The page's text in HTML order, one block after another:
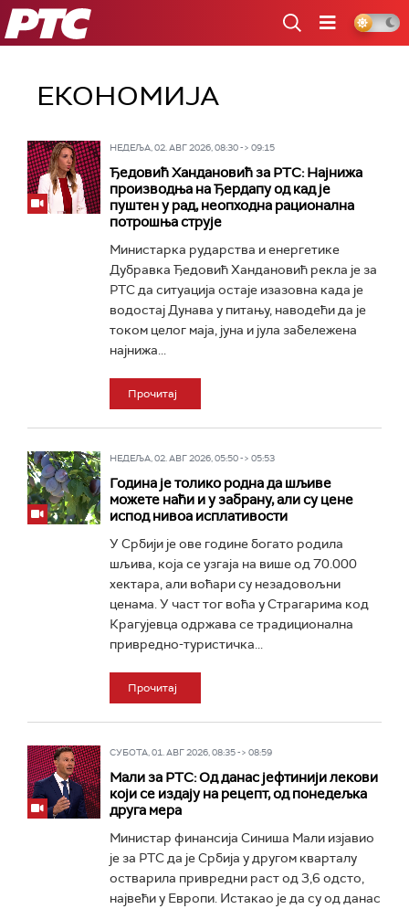
РТС
ЕКОНОМИЈА
НЕДЕЉА, 02. АВГ 2026, 08:30 -> 09:15
Ђедовић Хандановић за РТС: Најнижа
производња на Ђердапу oд кад је
пуштен у рад, неопходна рационална
потрошња струје
Министарка рударства и енергетике
Дубравка Ђедовић Хандановић рекла је за
РТС да ситуација остаје изазовна када је
водостај Дунава у питању, наводећи да је
током целог маја, јуна и јула забележена
најнижа...
Прочитај
НЕДЕЉА, 02. АВГ 2026, 05:50 -> 05:53
Година је толико родна да шљиве
можете наћи и у забрану, али су цене
испод нивоа исплативости
У Србији је ове године богато родила
шљива, која се узгаја на више од 70.000
хектара, али воћари су незадовољни
ценама. У част тог воћа у Страгарима код
Крагујевца одржава се традиционална
привредно-туристичка...
Прочитај
СУБОТА, 01. АВГ 2026, 08:35 -> 08:59
Мали за РТС: Од данас јефтинији лекови
који се издају на рецепт, од понедељка
друга мера
Министар финансија Синиша Мали изјавио
је за РТС да је Србија у другом кварталу
остварила привредни раст од 3,6 одсто,
највећи у Европи. Истакао је да су од данас